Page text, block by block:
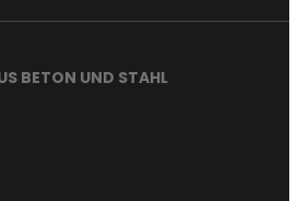
BETON UND STAHL